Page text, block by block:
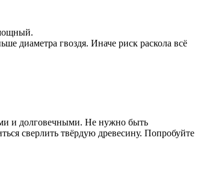
диаметра гвоздя. Иначе риск раскола всё
и долговечными. Не нужно быть
сверлить твёрдую древесину. Попробуйте